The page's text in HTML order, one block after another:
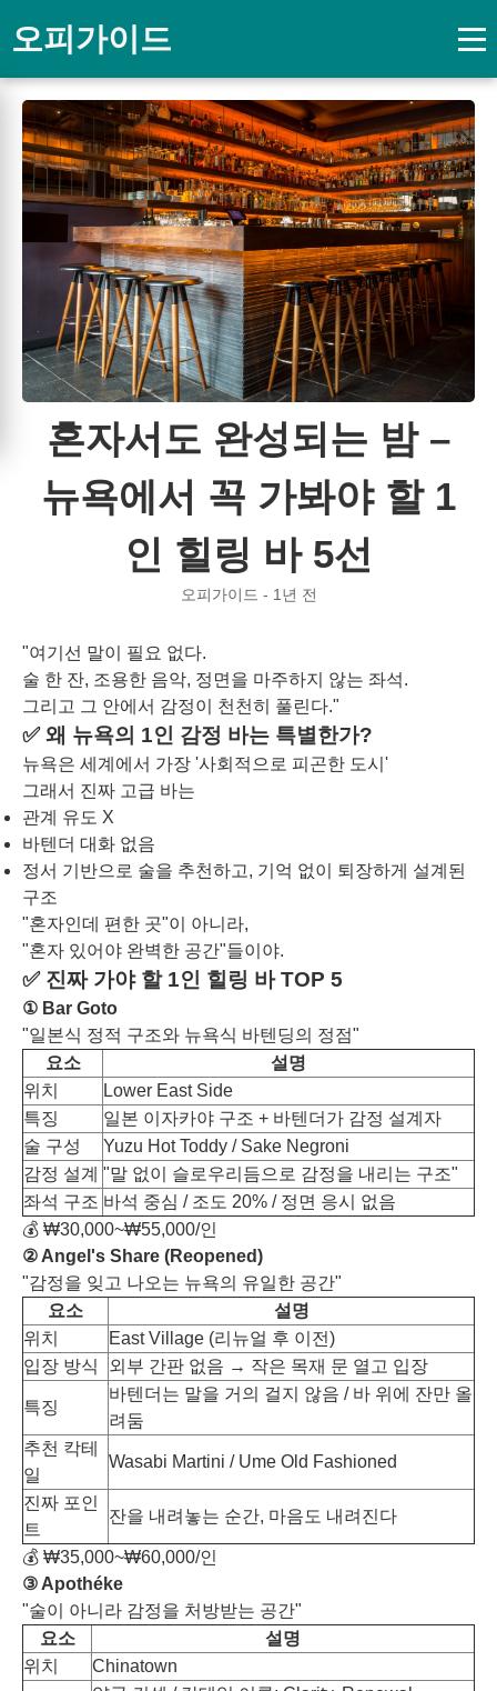
오피가이드
혼자서도 완성되는 밤 –
뉴욕에서 꼭 가봐야 할 1
인 힐링 바 5선
오피가이드 - 1년 전
"여기선 말이 필요 없다.
술 한 잔, 조용한 음악, 정면을 마주하지 않는 좌석.
그리고 그 안에서 감정이 천천히 풀린다."
✅ 왜 뉴욕의 1인 감정 바는 특별한가?
뉴욕은 세계에서 가장 '사회적으로 피곤한 도시'
그래서 진짜 고급 바는
관계 유도 X
바텐더 대화 없음
정서 기반으로 술을 추천하고, 기억 없이 퇴장하게 설계된
구조
"혼자인데 편한 곳"이 아니라,
"혼자 있어야 완벽한 공간"들이야.
✅ 진짜 가야 할 1인 힐링 바 TOP 5
① Bar Goto
"일본식 정적 구조와 뉴욕식 바텐딩의 정점"
요소
설명
위치
Lower East Side
특징
일본 이자카야 구조 + 바텐더가 감정 설계자
술 구성
Yuzu Hot Toddy / Sake Negroni
감정 설계 "말 없이 슬로우리듬으로 감정을 내리는 구조"
좌석 구조 바석 중심 / 조도 20% / 정면 응시 없음
💰 ₩30,000~₩55,000/인
② Angel's Share (Reopened)
"감정을 잊고 나오는 뉴욕의 유일한 공간"
요소
설명
위치
East Village (리뉴얼 후 이전)
입장 방식
외부 간판 없음 → 작은 목재 문 열고 입장
특징
바텐더는 말을 거의 걸지 않음 / 바 위에 잔만 올
려둠
추천 칵테
일
Wasabi Martini / Ume Old Fashioned
진짜 포인
트
잔을 내려놓는 순간, 마음도 내려진다
💰 ₩35,000~₩60,000/인
③ Apothéke
"술이 아니라 감정을 처방받는 공간"
요소
설명
위치
Chinatown